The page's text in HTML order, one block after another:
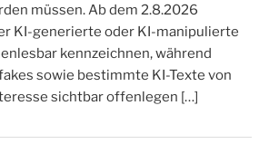
müssen. Ab dem 2.8.2026
KI-generierte oder KI-manipulierte
kennzeichnen, während
sowie bestimmte KI-Texte von
sichtbar offenlegen […]